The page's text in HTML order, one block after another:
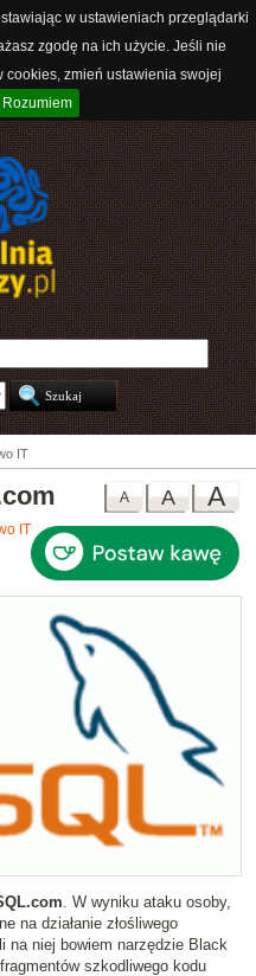
w ustawieniach przeglądarki
zgodę na ich użycie. Jeśli nie
zmień ustawienia swojej
Rozumiem
IT
A
A
A
IT
. W wyniku ataku osoby,
na działanie złośliwego
na niej bowiem narzędzie Black
szkodliwego kodu